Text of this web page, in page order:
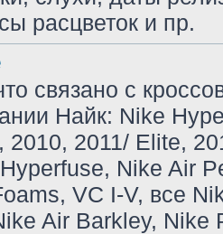
расцветок и пр.
связано с
Найк: Nike
2010, 2011/ Elite,
Nike Air
VC I-V, все
Air Barkley, Nike